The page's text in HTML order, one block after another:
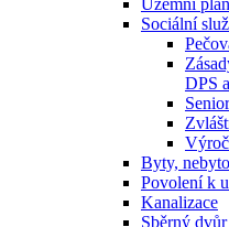
Územní plán
Sociální
DPS
Byty,
Povolení k
Kanalizace
Sběrný dvůr